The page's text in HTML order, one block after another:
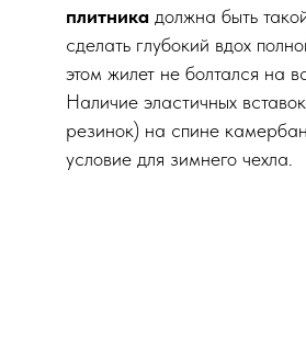
плитника должна быть
сделать глубокий вдох
этом жилет не болтался на
Наличие эластичных
резинок) на спине
условие для зимнего чехла.